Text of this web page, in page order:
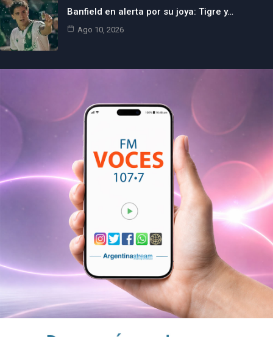
Banfield en alerta por su joya: Tigre y…
Ago 10, 2026